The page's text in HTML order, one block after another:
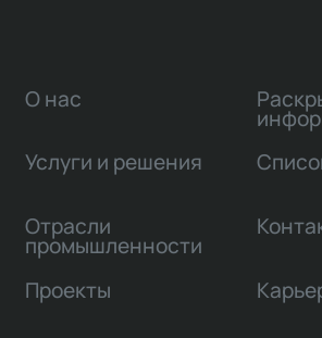
О нас
Услуги и решения
Отрасли
промышленности
Проекты